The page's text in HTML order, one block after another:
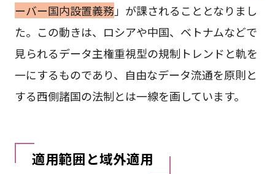
ーバー国内設置義務」が課されることとなりまし
た。この動きは、ロシアや中国、ベトナムなどで
見られるデータ主権重視型の規制トレンドと軌を
一にするものであり、自由なデータ流通を原則と
する西側諸国の法制とは一線を画しています。
適用範囲と域外適用